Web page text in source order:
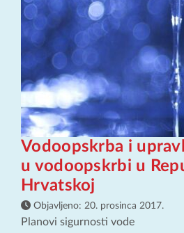
Vodoopskrba i
u vodoopskrbi u
Hrvatskoj
Objavljeno: 20. prosinca 2017.
Planovi sigurnosti vode